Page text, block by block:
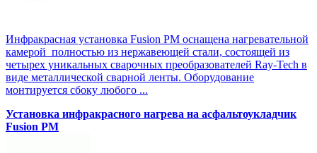
Инфракрасная установка Fusion PM оснащена нагревательной
камерой полностью из нержавеющей стали, состоящей из
четырех уникальных сварочных преобразователей Ray-Tech в
виде металлической сварной ленты. Оборудование
монтируется сбоку любого ...
Установка инфракрасного нагрева на асфальтоукладчик
Fusion PM